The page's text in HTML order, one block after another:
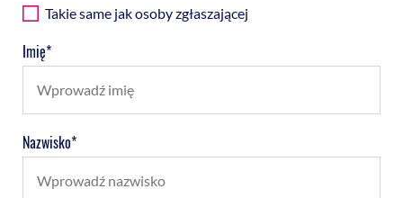
Takie same jak osoby zgłaszającej
Imię*
Nazwisko*